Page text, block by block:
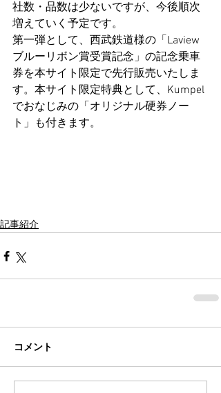
社数・品数は少ないですが、今後順次
増えていく予定です。
第一弾として、西武鉄道様の「Laview
ブルーリボン賞受賞記念」の記念乗車
券を本サイト限定で先行販売いたしま
す。本サイト限定特典として、Kumpel
でおなじみの「オリジナル硬券ノー
ト」も付きます。
記事紹介
コメント